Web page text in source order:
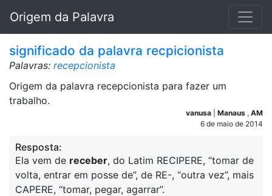
Origem da Palavra
significado da palavra recpicionista
Palavras: recepcionista
Origem da palavra recepcionista para fazer um
trabalho.
vanusa Manaus , AM
6 de maio de 2014
Resposta:
Ela vem de receber, do Latim RECIPERE, “tomar de
volta, entrar em posse de”, de RE-, “outra vez”, mais
CAPERE, “tomar, pegar, agarrar”.